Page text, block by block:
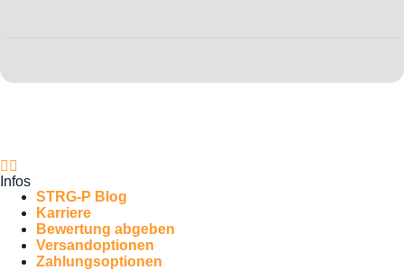
Infos
STRG-P Blog
Karriere
Bewertung abgeben
Versandoptionen
Zahlungsoptionen